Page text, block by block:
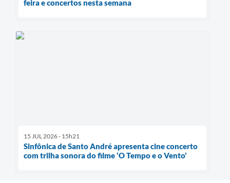
feira e concertos nesta semana
15 JUL 2026 - 15h21
Sinfônica de Santo André apresenta cine concerto
com trilha sonora do filme ‘O Tempo e o Vento’